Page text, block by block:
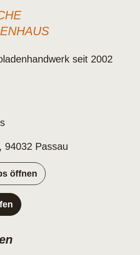
seit 2002
94032 Passau
öffnen